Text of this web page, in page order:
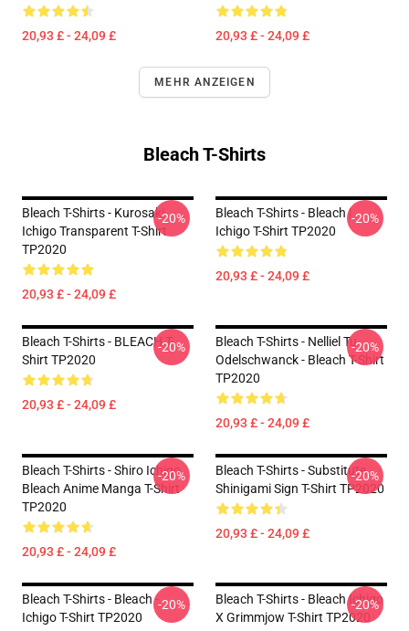
20,93 £ - 24,09 £ 20,93 £ - 24,09 £
MEHR ANZEIGEN
Bleach T-Shirts
Bleach T-Shirts - Kurosaki
Ichigo Transparent T-Shirt
TP2020
20,93 £ - 24,09 £
-20%
Bleach T-Shirts - Bleach |
Ichigo T-Shirt TP2020
20,93 £ - 24,09 £
-20%
Bleach T-Shirts - BLEACH T-
Shirt TP2020
20,93 £ - 24,09 £
-20%
Bleach T-Shirts - Nelliel Tu
Odelschwanck - Bleach T-Shirt
TP2020
20,93 £ - 24,09 £
-20%
Bleach T-Shirts - Shiro Ichigo
Bleach Anime Manga T-Shirt
TP2020
20,93 £ - 24,09 £
-20%
Bleach T-Shirts - Substitute
Shinigami Sign T-Shirt TP2020
20,93 £ - 24,09 £
-20%
Bleach T-Shirts - Bleach -
Ichigo T-Shirt TP2020
-20%
Bleach T-Shirts - Bleach Ichigo
X Grimmjow T-Shirt TP2020
-20%